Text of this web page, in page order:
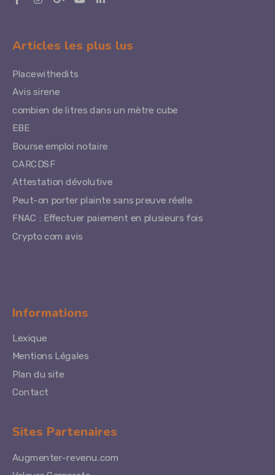
Articles les plus lus
Placewithedits
Avis sirene
combien de litres dans un mètre cube
EBE
Bourse emploi notaire
CARCDSF
Attestation dévolutive
Peut-on porter plainte sans preuve réelle
FNAC : Effectuer paiement en plusieurs fois
Crypto com avis
Informations
Lexique
Mentions Légales
Plan du site
Contact
Sites Partenaires
Augmenter-revenu.com